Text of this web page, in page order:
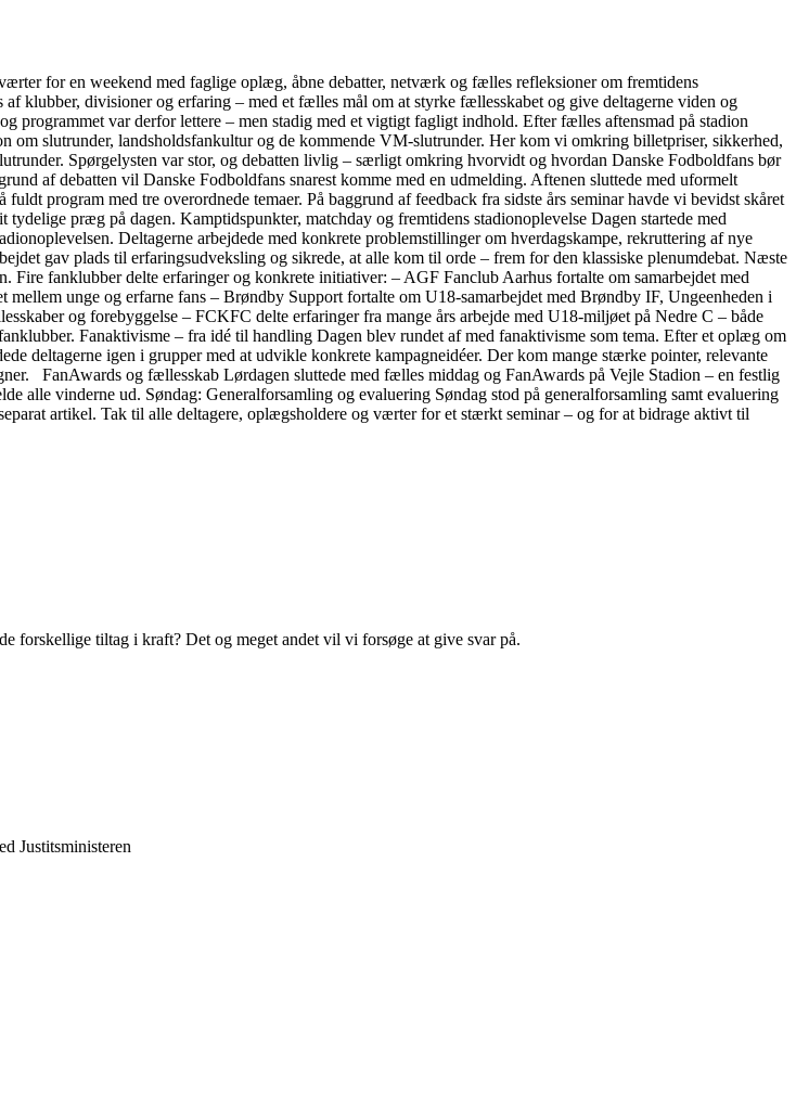
for en weekend med faglige oplæg, åbne debatter, netværk og fælles refleksioner om fremtidens
klubber, divisioner og erfaring – med et fælles mål om at styrke fællesskabet og give deltagerne viden og
programmet var derfor lettere – men stadig med et vigtigt fagligt indhold. Efter fælles aftensmad på stadion
slutrunder, landsholdsfankultur og de kommende VM-slutrunder. Her kom vi omkring billetpriser, sikkerhed,
Spørgelysten var stor, og debatten livlig – særligt omkring hvorvidt og hvordan Danske Fodboldfans bør
af debatten vil Danske Fodboldfans snarest komme med en udmelding. Aftenen sluttede med uformelt
program med tre overordnede temaer. På baggrund af feedback fra sidste års seminar havde vi bevidst skåret
præg på dagen. Kamptidspunkter, matchday og fremtidens stadionoplevelse Dagen startede med
Deltagerne arbejdede med konkrete problemstillinger om hverdagskampe, rekruttering af nye
gav plads til erfaringsudveksling og sikrede, at alle kom til orde – frem for den klassiske plenumdebat. Næste
fanklubber delte erfaringer og konkrete initiativer: – AGF Fanclub Aarhus fortalte om samarbejdet med
unge og erfarne fans – Brøndby Support fortalte om U18-samarbejdet med Brøndby IF, Ungeenheden i
og forebyggelse – FCKFC delte erfaringer fra mange års arbejde med U18-miljøet på Nedre C – både
Fanaktivisme – fra idé til handling Dagen blev rundet af med fanaktivisme som tema. Efter et oplæg om
deltagerne igen i grupper med at udvikle konkrete kampagneidéer. Der kom mange stærke pointer, relevante
FanAwards og fællesskab Lørdagen sluttede med fælles middag og FanAwards på Vejle Stadion – en festlig
alle vinderne ud. Søndag: Generalforsamling og evaluering Søndag stod på generalforsamling samt evaluering
artikel. Tak til alle deltagere, oplægsholdere og værter for et stærkt seminar – og for at bidrage aktivt til
forskellige tiltag i kraft? Det og meget andet vil vi forsøge at give svar på.
Justitsministeren